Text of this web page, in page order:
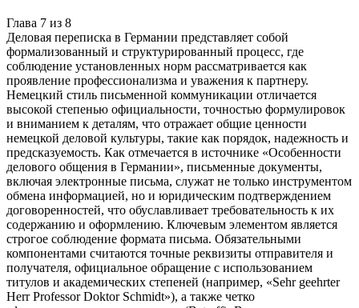
Глава 7 из 8
Деловая переписка в Германии представляет собой
формализованный и структурированный процесс, где
соблюдение установленных норм рассматривается как
проявление профессионализма и уважения к партнеру.
Немецкий стиль письменной коммуникации отличается
высокой степенью официальности, точностью формулировок
и вниманием к деталям, что отражает общие ценности
немецкой деловой культуры, такие как порядок, надежность и
предсказуемость. Как отмечается в источнике «Особенности
делового общения в Германии», письменные документы,
включая электронные письма, служат не только инструментом
обмена информацией, но и юридическим подтверждением
договоренностей, что обуславливает требовательность к их
содержанию и оформлению. Ключевым элементом является
строгое соблюдение формата письма. Обязательными
компонентами считаются точные реквизиты отправителя и
получателя, официальное обращение с использованием
титулов и академических степеней (например, «Sehr geehrter
Herr Professor Doktor Schmidt»), а также четко